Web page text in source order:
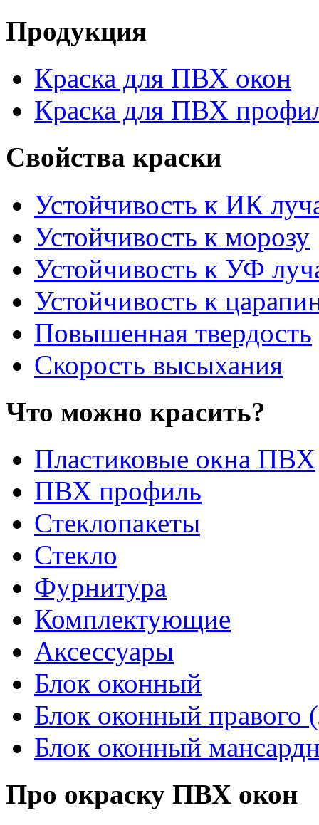
Продукция
Краска для ПВХ окон
Краска для ПВХ
Свойства краски
Устойчивость к ИК
Устойчивость к морозу
Устойчивость к УФ
Устойчивость к
Повышенная твердость
Скорость высыхания
Что можно красить?
Пластиковые окна ПВХ
ПВХ профиль
Стеклопакеты
Стекло
Фурнитура
Комплектующие
Аксессуары
Блок оконный
Блок оконный правого
Блок оконный
Про окраску ПВХ окон